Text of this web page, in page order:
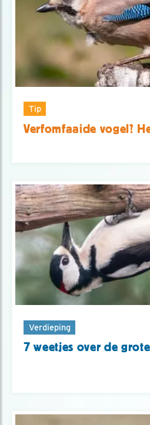
Tip
Verfomfaaide vogel?
Verdieping
7 weetjes over de